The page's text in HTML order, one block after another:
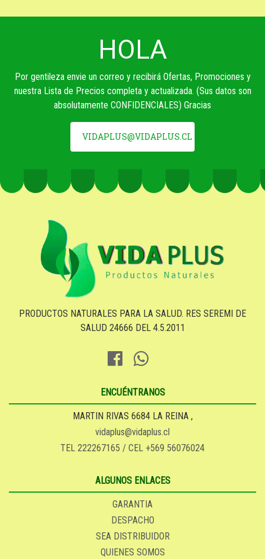
HOLA
Por gentileza envie un correo y recibirá Ofertas, Promociones y
nuestra Lista de Precios completa y actualizada. (Sus datos son
absolutamente CONFIDENCIALES) Gracias
VIDAPLUS@VIDAPLUS.CL
PRODUCTOS NATURALES PARA LA SALUD. RES SEREMI DE
SALUD 24666 DEL 4.5.2011
ENCUÉNTRANOS
MARTIN RIVAS 6684 LA REINA ,
vidaplus@vidaplus.cl
TEL 222267165 / CEL +569 56076024
ALGUNOS ENLACES
GARANTIA
DESPACHO
SEA DISTRIBUIDOR
QUIENES SOMOS